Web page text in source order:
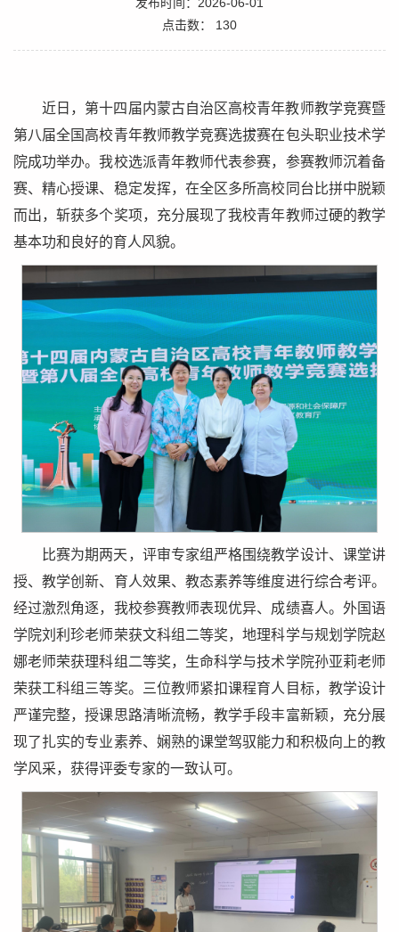
点击数： 130
近日，第十四届内蒙古自治区高校青年教师教学竞赛暨
第八届全国高校青年教师教学竞赛选拔赛在包头职业技术学
院成功举办。我校选派青年教师代表参赛，参赛教师沉着备
赛、精心授课、稳定发挥，在全区多所高校同台比拼中脱颖
而出，斩获多个奖项，充分展现了我校青年教师过硬的教学
基本功和良好的育人风貌。
比赛为期两天，评审专家组严格围绕教学设计、课堂讲
授、教学创新、育人效果、教态素养等维度进行综合考评。
经过激烈角逐，我校参赛教师表现优异、成绩喜人。外国语
学院刘利珍老师荣获文科组二等奖，地理科学与规划学院赵
娜老师荣获理科组二等奖，生命科学与技术学院孙亚莉老师
荣获工科组三等奖。三位教师紧扣课程育人目标，教学设计
严谨完整，授课思路清晰流畅，教学手段丰富新颖，充分展
现了扎实的专业素养、娴熟的课堂驾驭能力和积极向上的教
学风采，获得评委专家的一致认可。